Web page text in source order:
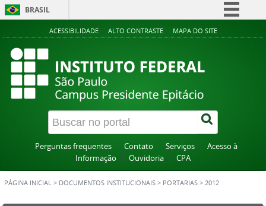
BRASIL
Simplifique!
Participe
Legislação
ACESSIBILIDADE ALTO CONTRASTE MAPA DO SITE
Perguntas frequentes Contato Serviços
Acesso à
Informação
Ouvidoria CPA
PÁGINA INICIAL > DOCUMENTOS INSTITUCIONAIS > PORTARIAS > 2012